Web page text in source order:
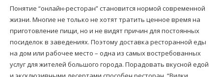
Понятие “онлайн-ресторан” становится нормой современной
жизни. Многие не только не хотят тратить ценное время на
приготовление пищи, но и не видят причин для постоянных
посиделок в заведениях. Поэтому доставка ресторанной еды
на дом или рабочее место – одна из самых востребованных
услуг для жителей большого города. Порадовать вкусной едой